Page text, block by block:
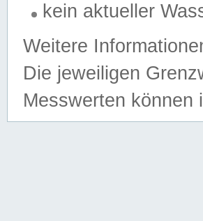
kein aktueller
Weitere
Die jeweiligen
Messwerten können